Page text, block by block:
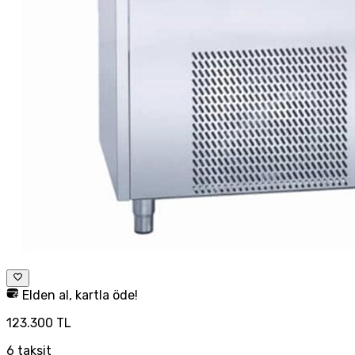
Elden al, kartla öde!
123.300 TL
6 taksit